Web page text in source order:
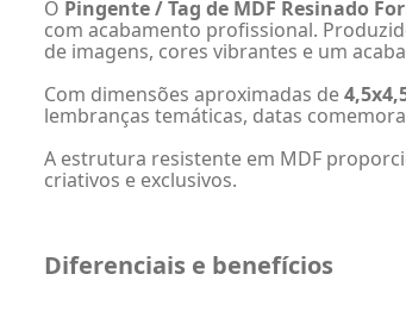
O Pingente / Tag de MDF Resinado
com acabamento profissional.
de imagens, cores vibrantes e um
Com dimensões aproximadas de
lembranças temáticas, datas
A estrutura resistente em MDF
criativos e exclusivos.
Diferenciais e benefícios